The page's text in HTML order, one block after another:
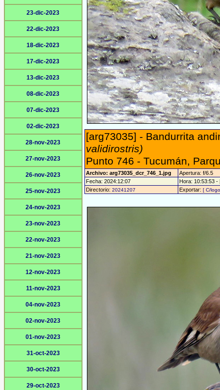
23-dic-2023
22-dic-2023
18-dic-2023
17-dic-2023
13-dic-2023
08-dic-2023
07-dic-2023
02-dic-2023
28-nov-2023
27-nov-2023
26-nov-2023
25-nov-2023
24-nov-2023
23-nov-2023
22-nov-2023
21-nov-2023
12-nov-2023
11-nov-2023
04-nov-2023
02-nov-2023
01-nov-2023
31-oct-2023
30-oct-2023
29-oct-2023
[arg73035] - Bandurrita
validirostris)
Punto 746 - Tucumán,
Archivo: arg73035_dcr_746_1.jpg
Apertura: f/6.5
Fecha: 2024:12:07
Hora: 10:53:53 -
Directorio: 20241207 Exportar: [ C/